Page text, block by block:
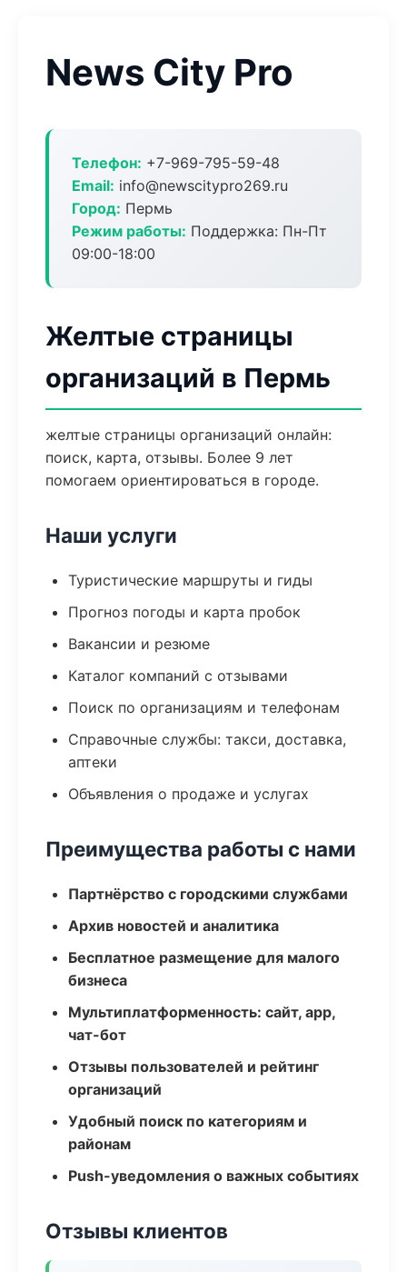
News City Pro
Телефон: +7-969-795-59-48
Email: info@newscitypro269.ru
Город: Пермь
Режим работы: Поддержка: Пн-Пт
09:00-18:00
Желтые страницы
организаций в Пермь
желтые страницы организаций онлайн:
поиск, карта, отзывы. Более 9 лет
помогаем ориентироваться в городе.
Наши услуги
Туристические маршруты и гиды
Прогноз погоды и карта пробок
Вакансии и резюме
Каталог компаний с отзывами
Поиск по организациям и телефонам
Справочные службы: такси, доставка,
аптеки
Объявления о продаже и услугах
Преимущества работы с нами
Партнёрство с городскими службами
Архив новостей и аналитика
Бесплатное размещение для малого
бизнеса
Мультиплатформенность: сайт, app,
чат-бот
Отзывы пользователей и рейтинг
организаций
Удобный поиск по категориям и
районам
Push-уведомления о важных событиях
Отзывы клиентов